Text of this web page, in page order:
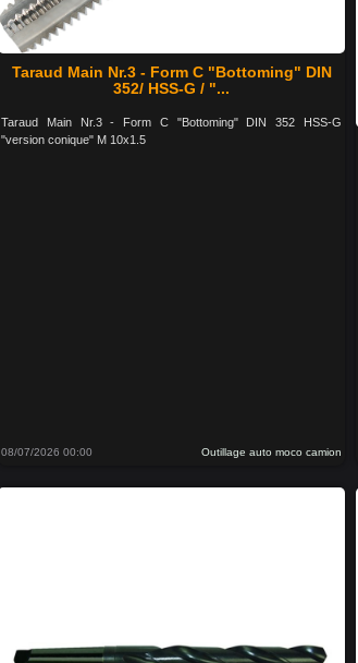
Taraud Main Nr.3 - Form C "Bottoming" DIN
352/ HSS-G / "...
Taraud Main Nr.3 - Form C "Bottoming" DIN 352 HSS-G
"version conique" M 10x1.5
08/07/2026 00:00 Outillage auto moco camion